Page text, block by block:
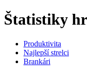
Štatistiky
Produktivita
Najlepší strelci
Brankári